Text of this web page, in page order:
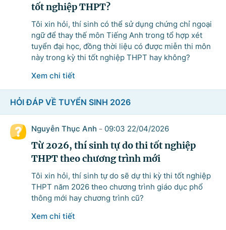
tốt nghiệp THPT?
Tôi xin hỏi, thí sinh có thể sử dụng chứng chỉ ngoại
ngữ để thay thế môn Tiếng Anh trong tổ hợp xét
tuyển đại học, đồng thời liệu có được miễn thi môn
này trong kỳ thi tốt nghiệp THPT hay không?
Xem chi tiết
HỎI ĐÁP VỀ TUYỂN SINH 2026
Nguyễn Thục Anh - 09:03 22/04/2026
Từ 2026, thí sinh tự do thi tốt nghiệp
THPT theo chương trình mới
Tôi xin hỏi, thí sinh tự do sẽ dự thi kỳ thi tốt nghiệp
THPT năm 2026 theo chương trình giáo dục phổ
thông mới hay chương trình cũ?
Xem chi tiết